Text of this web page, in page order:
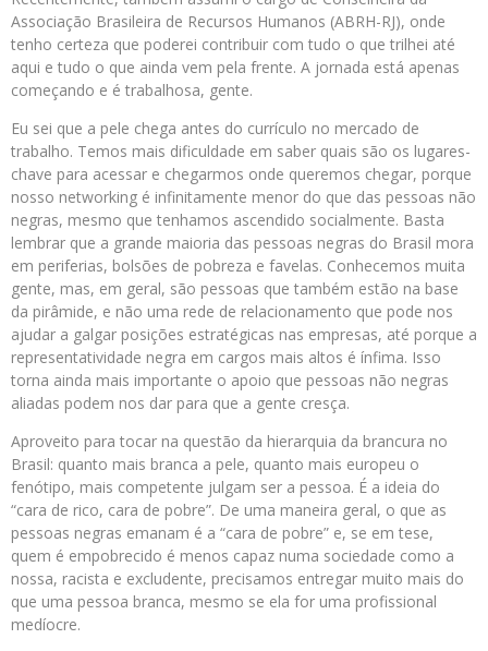
Associação Brasileira de Recursos Humanos (ABRH-RJ), onde
tenho certeza que poderei contribuir com tudo o que trilhei até
aqui e tudo o que ainda vem pela frente. A jornada está apenas
começando e é trabalhosa, gente.
Eu sei que a pele chega antes do currículo no mercado de
trabalho. Temos mais dificuldade em saber quais são os lugares-
chave para acessar e chegarmos onde queremos chegar, porque
nosso networking é infinitamente menor do que das pessoas não
negras, mesmo que tenhamos ascendido socialmente. Basta
lembrar que a grande maioria das pessoas negras do Brasil mora
em periferias, bolsões de pobreza e favelas. Conhecemos muita
gente, mas, em geral, são pessoas que também estão na base
da pirâmide, e não uma rede de relacionamento que pode nos
ajudar a galgar posições estratégicas nas empresas, até porque a
representatividade negra em cargos mais altos é ínfima. Isso
torna ainda mais importante o apoio que pessoas não negras
aliadas podem nos dar para que a gente cresça.
Aproveito para tocar na questão da hierarquia da brancura no
Brasil: quanto mais branca a pele, quanto mais europeu o
fenótipo, mais competente julgam ser a pessoa. É a ideia do
“cara de rico, cara de pobre”. De uma maneira geral, o que as
pessoas negras emanam é a “cara de pobre” e, se em tese,
quem é empobrecido é menos capaz numa sociedade como a
nossa, racista e excludente, precisamos entregar muito mais do
que uma pessoa branca, mesmo se ela for uma profissional
medíocre.